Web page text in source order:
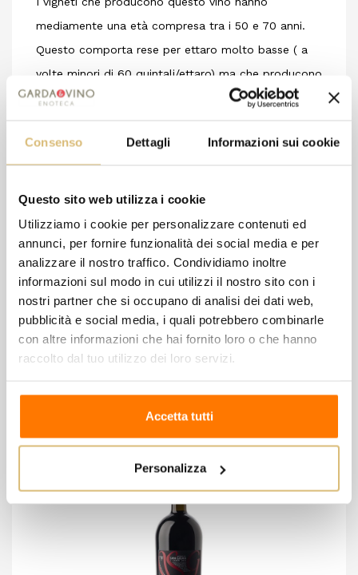
Consenso Dettagli Informazioni sui cookie
Questo sito web utilizza i cookie
Utilizziamo i cookie per personalizzare contenuti ed
annunci, per fornire funzionalità dei social media e per
analizzare il nostro traffico. Condividiamo inoltre
informazioni sul modo in cui utilizzi il nostro sito con i
nostri partner che si occupano di analisi dei dati web,
pubblicità e social media, i quali potrebbero combinarle
con altre informazioni che hai fornito loro o che hanno
raccolto dal tuo utilizzo dei loro servizi.
Accetta tutti
Personalizza
mediamente una età compresa tra i 50 e 70 anni.
Questo comporta rese per ettaro molto basse ( a
volte minori di 60 quintali/ettaro) ma che producono
un vino di grande finezza e intensità.
confettura e ciliegie mature.
Premiato con il riconoscimento “d’eccellenza” e
medaglia d’oro annata 2018 Attualmente in vendita
l’annata 2021 con affinamento di 1 anno e ½ in
anfora di terracotta NON trattata
8 altri prodotti della stessa
categoria: